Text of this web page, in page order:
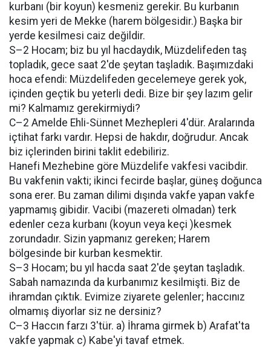
kurbanı (bir koyun) kesmeniz gerekir. Bu kurbanın
kesim yeri de Mekke (harem bölgesidir.) Başka bir
yerde kesilmesi caiz değildir.
S–2 Hocam; biz bu yıl hacdaydık, Müzdelifeden taş
topladık, gece saat 2'de şeytan taşladık. Başımızdaki
hoca efendi: Müzdelifeden gecelemeye gerek yok,
içinden geçtik bu yeterli dedi. Bize bir şey lazım gelir
mi? Kalmamız gerekirmiydi?
C–2 Amelde Ehli-Sünnet Mezhepleri 4'dür. Aralarında
içtihat farkı vardır. Hepsi de hakdır, doğrudur. Ancak
biz içlerinden birini taklit edebiliriz.
Hanefi Mezhebine göre Müzdelife vakfesi vacibdir.
Bu vakfenin vakti; ikinci fecirde başlar, güneş doğunca
sona erer. Bu zaman dilimi dışında vakfe yapan vakfe
yapmamış gibidir. Vacibi (mazereti olmadan) terk
edenler ceza kurbanı (koyun veya keçi )kesmek
zorundadır. Sizin yapmanız gereken; Harem
bölgesinde bir kurban kesmektir.
S–3 Hocam; bu yıl hacda saat 2'de şeytan taşladık.
Sabah namazında da kurbanımız kesilmişti. Biz de
ihramdan çıktık. Evimize ziyarete gelenler; haccınız
olmamış diyorlar siz ne dersiniz?
C–3 Haccın farzı 3'tür. a) İhrama girmek b) Arafat'ta
vakfe yapmak c) Kabe'yi tavaf etmek.